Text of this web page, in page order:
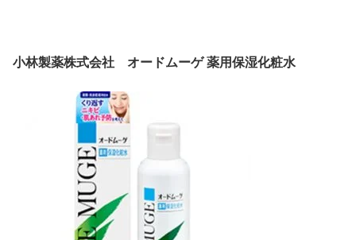
小林製薬株式会社 オードムーゲ 薬用保湿化粧水